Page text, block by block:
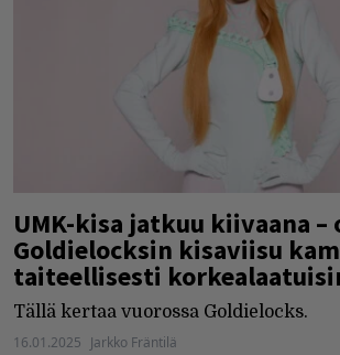
UMK-kisa jatkuu kiivaana –
Goldielocksin kisaviisu
taiteellisesti
Tällä kertaa vuorossa Goldielocks.
16.01.2025 Jarkko Fräntilä